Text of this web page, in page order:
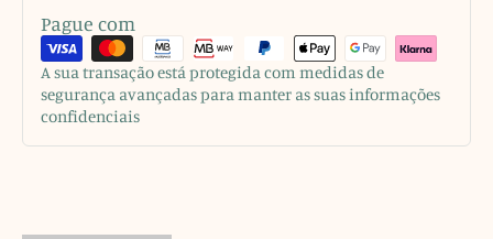
Pague com
A sua transação está protegida com medidas de
segurança avançadas para manter as suas informações
confidenciais